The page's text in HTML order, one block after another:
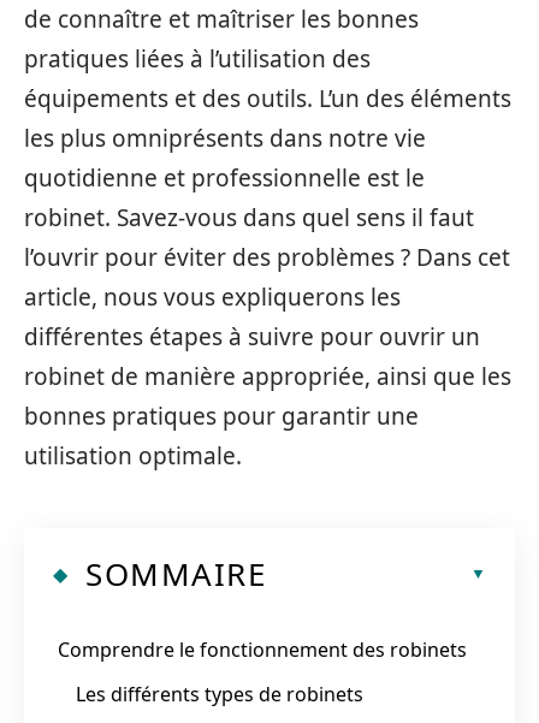
de connaître et maîtriser les bonnes
pratiques liées à l’utilisation des
équipements et des outils. L’un des éléments
les plus omniprésents dans notre vie
quotidienne et professionnelle est le
robinet. Savez-vous dans quel sens il faut
l’ouvrir pour éviter des problèmes ? Dans cet
article, nous vous expliquerons les
différentes étapes à suivre pour ouvrir un
robinet de manière appropriée, ainsi que les
bonnes pratiques pour garantir une
utilisation optimale.
SOMMAIRE
Comprendre le fonctionnement des robinets
Les différents types de robinets